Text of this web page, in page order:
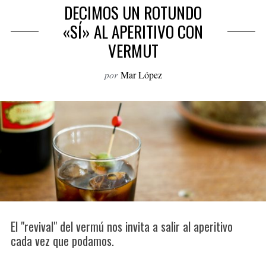
c
h
f
DECIMOS UN ROTUNDO
«SÍ» AL APERITIVO CON
VERMUT
por Mar López
El "revival" del vermú nos invita a salir al aperitivo
cada vez que podamos.